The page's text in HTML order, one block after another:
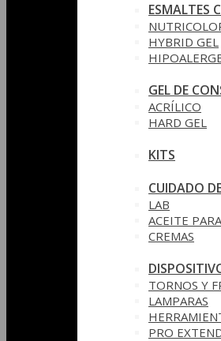
ESMALTES
HYBRID GEL
GEL DE
ACRÍLICO
HARD GEL
KITS
CUIDADO
LAB
ACEITE
CREMAS
TORNOS Y
LAMPARAS
PRO